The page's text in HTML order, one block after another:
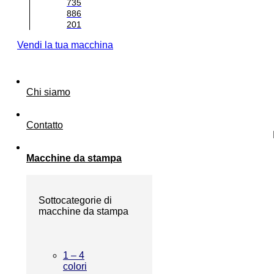
735
886
201
Vendi la tua macchina
Chi siamo
Contatto
Macchine da stampa
Sottocategorie di
macchine da stampa
1 – 4
colori